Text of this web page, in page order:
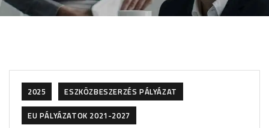
2025
ESZKÖZBESZERZÉS PÁLYÁZAT
EU PÁLYÁZATOK 2021-2027